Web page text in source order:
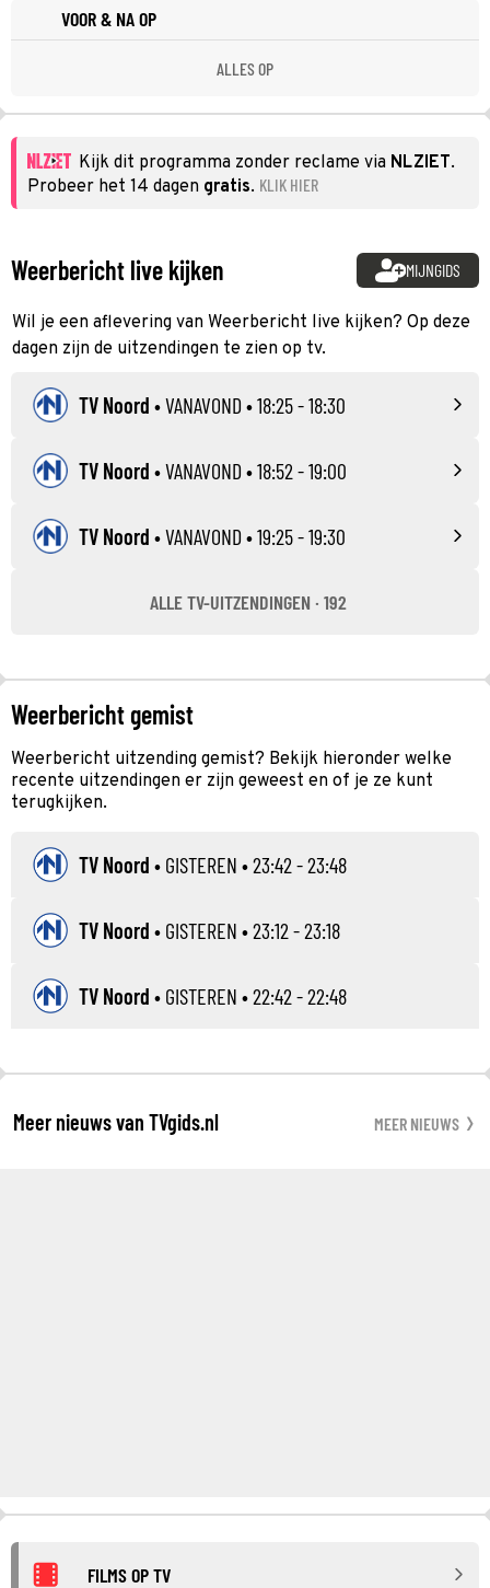
VOOR & NA OP
ALLES OP
Kijk dit programma zonder reclame via NLZIET.
Probeer het 14 dagen gratis. KLIK HIER
Weerbericht live kijken MIJNGIDS
Wil je een aflevering van Weerbericht live kijken? Op deze
dagen zijn de uitzendingen te zien op tv.
TV Noord •VANAVOND • 18:25 - 18:30
TV Noord •VANAVOND • 18:52 - 19:00
TV Noord •VANAVOND • 19:25 - 19:30
ALLE TV-UITZENDINGEN · 192
Weerbericht gemist
Weerbericht uitzending gemist? Bekijk hieronder welke
recente uitzendingen er zijn geweest en of je ze kunt
terugkijken.
TV Noord • GISTEREN • 23:42 - 23:48
TV Noord • GISTEREN • 23:12 - 23:18
TV Noord • GISTEREN • 22:42 - 22:48
Meer nieuws van TVgids.nl MEER NIEUWS
FILMS OP TV